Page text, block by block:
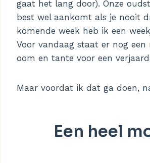
gaat het lang door). Onze
best wel aankomt als je nooit
komende week heb ik een
Voor vandaag staat er nog
oom en tante voor een
Maar voordat ik dat ga doen,
Een heel